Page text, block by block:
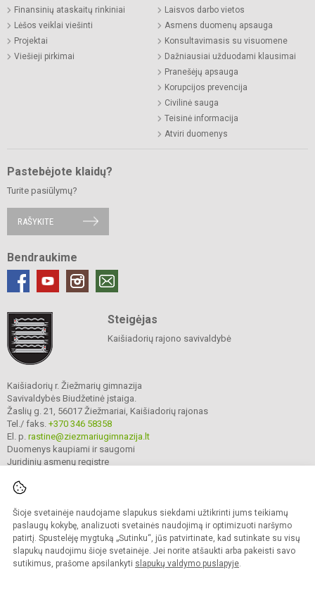
Šioje svetainėje naudojame slapukus siekdami užtikrinti jums teikiamų
paslaugų kokybę, analizuoti svetainės naudojimą ir optimizuoti naršymo
patirtį. Spustelėję mygtuką „Sutinku“, jūs patvirtinate, kad sutinkate su visų
slapukų naudojimu šioje svetainėje. Jei norite atšaukti arba pakeisti savo
sutikimus, prašome apsilankyti slapukų valdymo puslapyje.
Finansinių ataskaitų rinkiniai
Lėšos veiklai viešinti
Projektai
Viešieji pirkimai
Laisvos darbo vietos
Asmens duomenų apsauga
Konsultavimasis su visuomene
Dažniausiai užduodami klausimai
Pranešėjų apsauga
Korupcijos prevencija
Civilinė sauga
Teisinė informacija
Atviri duomenys
Pastebėjote klaidų?
Turite pasiūlymų?
RAŠYKITE
Bendraukime
Steigėjas
Kaišiadorių rajono savivaldybė
Kaišiadorių r. Žiežmarių gimnazija
Savivaldybės Biudžetinė įstaiga.
Žaslių g. 21, 56017 Žiežmariai, Kaišiadorių rajonas
Tel./ faks. +370 346 58358
El. p. rastine@ziezmariugimnazija.lt
Duomenys kaupiami ir saugomi
Juridinių asmenų registre
© 2025. Kaišiadorių r. Žiežmarių gimnazija. Visos teisės saugomos.
Kopijuoti turinį be raštiško įstaigos administracijos sutikimo griežtai draudžiama.
Prieinamumo paraiška Slapukų valdymas